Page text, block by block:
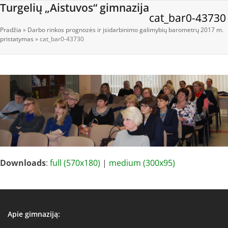
Skip
content
Turgelių „Aistuvos“ gimnazija
Open
mobile
menu
Close
mobile
menu
cat_bar0-43730
Pradžia » Darbo rinkos prognozės ir įsidarbinimo galimybių barometrų 2017 m.
pristatymas »cat_bar0-43730
Downloads: full (570x180) | medium (300x95)
Apie gimnaziją: